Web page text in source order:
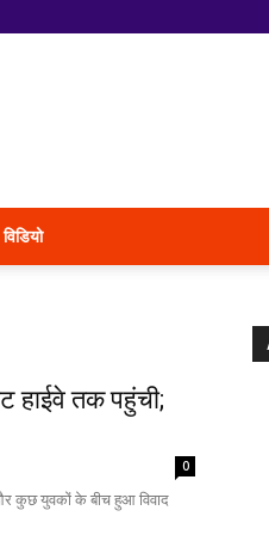
विडियो
हाईवे तक पहुंची;
0
कुछ युवकों के बीच हुआ विवाद